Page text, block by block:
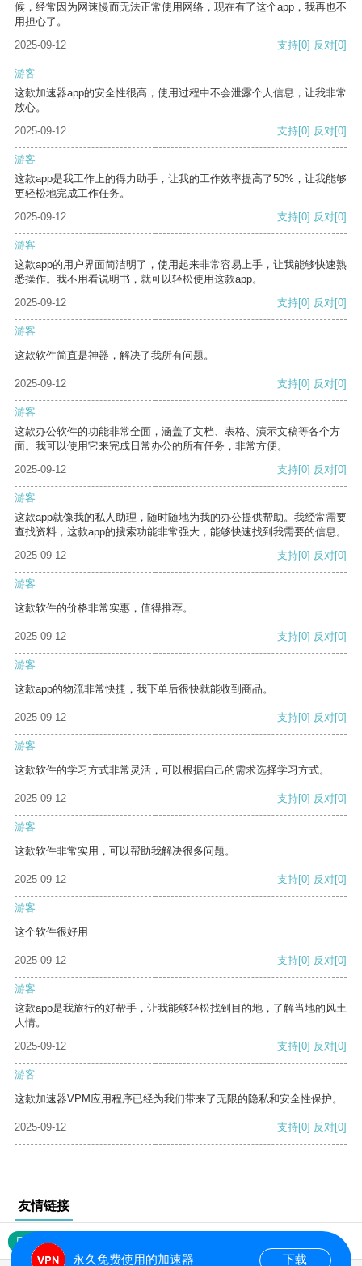
候，经常因为网速慢而无法正常使用网络，现在有了这个app，我再也不
用担心了。
2025-09-12
支持[0] 反对[0]
游客
这款加速器app的安全性很高，使用过程中不会泄露个人信息，让我非常
放心。
2025-09-12
支持[0] 反对[0]
游客
这款app是我工作上的得力助手，让我的工作效率提高了50%，让我能够
更轻松地完成工作任务。
2025-09-12
支持[0] 反对[0]
游客
这款app的用户界面简洁明了，使用起来非常容易上手，让我能够快速熟
悉操作。我不用看说明书，就可以轻松使用这款app。
2025-09-12
支持[0] 反对[0]
游客
这款软件简直是神器，解决了我所有问题。
2025-09-12 支持[0] 反对[0]
游客
这款办公软件的功能非常全面，涵盖了文档、表格、演示文稿等各个方
面。我可以使用它来完成日常办公的所有任务，非常方便。
2025-09-12
支持[0] 反对[0]
游客
这款app就像我的私人助理，随时随地为我的办公提供帮助。我经常需要
查找资料，这款app的搜索功能非常强大，能够快速找到我需要的信息。
2025-09-12
支持[0] 反对[0]
游客
这款软件的价格非常实惠，值得推荐。
2025-09-12 支持[0] 反对[0]
游客
这款app的物流非常快捷，我下单后很快就能收到商品。
2025-09-12 支持[0] 反对[0]
游客
这款软件的学习方式非常灵活，可以根据自己的需求选择学习方式。
2025-09-12 支持[0] 反对[0]
游客
这款软件非常实用，可以帮助我解决很多问题。
2025-09-12 支持[0] 反对[0]
游客
这个软件很好用
2025-09-12 支持[0] 反对[0]
游客
这款app是我旅行的好帮手，让我能够轻松找到目的地，了解当地的风土
人情。
2025-09-12
支持[0] 反对[0]
游客
这款加速器VPM应用程序已经为我们带来了无限的隐私和安全性保护。
2025-09-12 支持[0] 反对[0]
友情链接
网站地图
永久免费使用的加速器 下载